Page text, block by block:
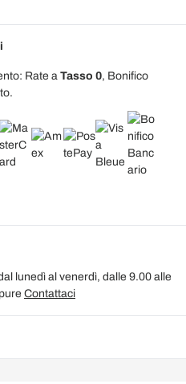
Rate a Tasso 0, Bonifico
lunedì al venerdì, dalle 9.00 alle
Contattaci